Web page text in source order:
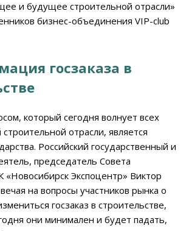
и будущее строительной отрасли»
бизнес-объединения VIP-club
госзаказа в
который сегодня волнует всех
отрасли, является
Российский государственный и
председатель Совета
Экспоцентр» Виктор
на вопросы участников рынка о
госзаказ в строительстве,
они минимален и будет падать,